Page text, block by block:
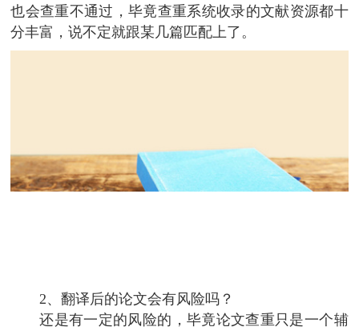
也会查重不通过，毕竟查重系统收录的文献资源都十
分丰富，说不定就跟某几篇匹配上了。
2、翻译后的论文会有风险吗？
还是有一定的风险的，毕竟论文查重只是一个辅